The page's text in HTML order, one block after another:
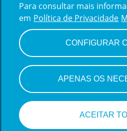
Iniciar
Para consultar mais
em Política de Privacidade
CONFIGURAR
APENAS OS
ACEITAR